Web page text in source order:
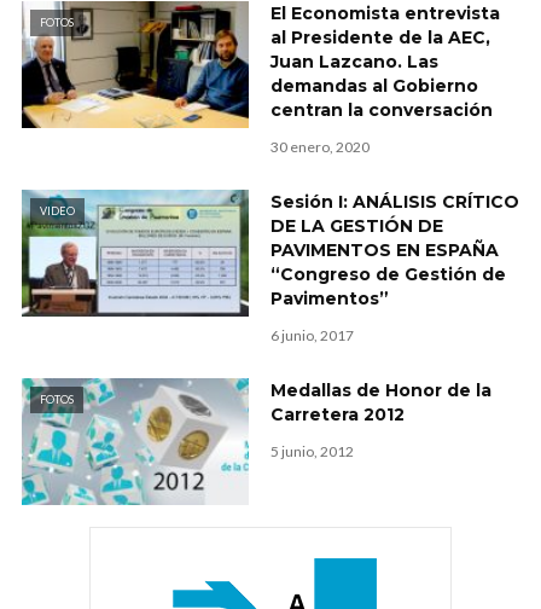
FOTOS
El Economista entrevista
al Presidente de la AEC,
Juan Lazcano. Las
demandas al Gobierno
centran la conversación
30 enero, 2020
VIDEO
Sesión I: ANÁLISIS CRÍTICO
DE LA GESTIÓN DE
PAVIMENTOS EN ESPAÑA
“Congreso de Gestión de
Pavimentos”
6 junio, 2017
FOTOS
Medallas de Honor de la
Carretera 2012
5 junio, 2012